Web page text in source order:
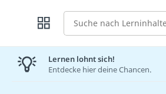
Suche
Lernen lohnt sich!
Entdecke hier deine Chancen.